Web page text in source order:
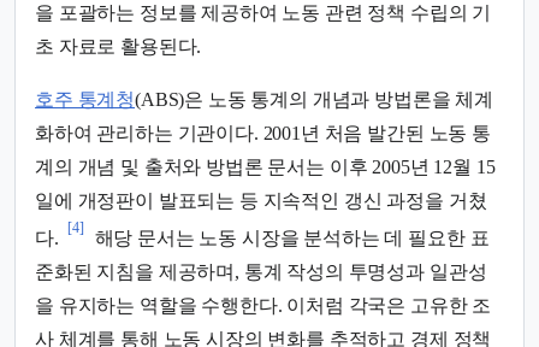
을 포괄하는 정보를 제공하여 노동 관련 정책 수립의 기
초 자료로 활용된다.
호주 통계청(ABS)은 노동 통계의 개념과 방법론을 체계
화하여 관리하는 기관이다. 2001년 처음 발간된 노동 통
계의 개념 및 출처와 방법론 문서는 이후 2005년 12월 15
일에 개정판이 발표되는 등 지속적인 갱신 과정을 거쳤
다.
[4]
해당 문서는 노동 시장을 분석하는 데 필요한 표
준화된 지침을 제공하며, 통계 작성의 투명성과 일관성
을 유지하는 역할을 수행한다. 이처럼 각국은 고유한 조
사 체계를 통해 노동 시장의 변화를 추적하고 경제 정책